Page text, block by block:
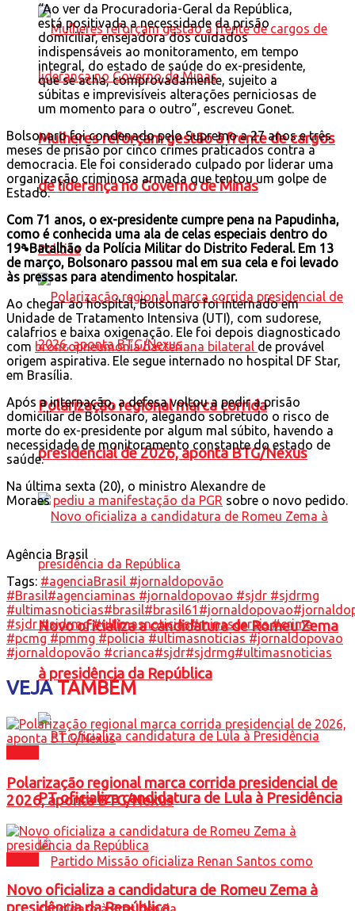
Mulheres reforçam gestão à frente de cargos
de liderança no Governo de Minas
Política
Polarização regional marca corrida
presidencial de 2026, aponta BTG/Nexus
Novo oficializa a candidatura de Romeu Zema
à presidência da República
PT oficializa candidatura de Lula à Presidência
“Ao ver da Procuradoria-Geral da República,
está positivada a necessidade da prisão
domiciliar, ensejadora dos cuidados
indispensáveis ao monitoramento, em tempo
integral, do estado de saúde do ex-presidente,
que se acha, comprovadamente, sujeito a
súbitas e imprevisíveis alterações perniciosas de
um momento para o outro”, escreveu Gonet.
Bolsonaro foi condenado pelo Supremo a 27 anos e três
meses de prisão por cinco crimes praticados contra a
democracia. Ele foi considerado culpado por liderar uma
organização criminosa armada que tentou um golpe de
Estado.
Com 71 anos, o ex-presidente cumpre pena na Papudinha,
como é conhecida uma ala de celas especiais dentro do
19ª Batalhão da Polícia Militar do Distrito Federal. Em 13
de março, Bolsonaro passou mal em sua cela e foi levado
às pressas para atendimento hospitalar.
Ao chegar ao hospital, Bolsonaro foi internado em
Unidade de Tratamento Intensiva (UTI), com sudorese,
calafrios e baixa oxigenação. Ele foi depois diagnosticado
com broncopneumonia bacteriana bilateral de provável
origem aspirativa. Ele segue internado no hospital DF Star,
em Brasília.
Após a internação, a defesa voltou a pedir a prisão
domiciliar de Bolsonaro, alegando sobretudo o risco de
morte do ex-presidente por algum mal súbito, havendo a
necessidade de monitoramento constante do estado de
saúde.
Na última sexta (20), o ministro Alexandre de
Moraes pediu a manifestação da PGR sobre o novo pedido.
Agência Brasil
Tags: #agenciaBrasil #jornaldopovão
#Brasil#agenciaminas #jornaldopovao #sjdr #sjdrmg
#ultimasnoticias#brasil#brasil61 #jornaldopovao
#sjdr #sjdrmg #ultimasnoticias#minasgerais #crime
#pcmg #pmmg #policia #ultimasnoticias #jornaldopovao
#jornaldopovão #crianca#sjdr#sjdrmg#ultimasnoticias
VEJATAMBÉM
Polarização regional marca corrida presidencial de
2026, aponta BTG/Nexus
Novo oficializa a candidatura de Romeu Zema à
presidência da República